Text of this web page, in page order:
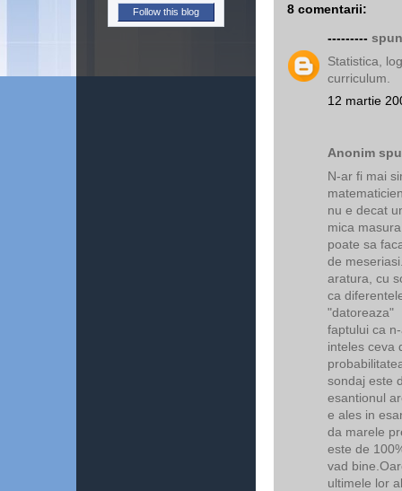
8 comentarii:
---------
Statistica,
curriculum.
12 martie
Anonim
N-ar fi mai
nu e decat
mica
poate sa
de
aratura, cu
ca
"datoreaza"
faptului ca
inteles ceva
sondaj este
esantionul
e ales in
da marele
este de
vad
ultimele lor
Follow this blog